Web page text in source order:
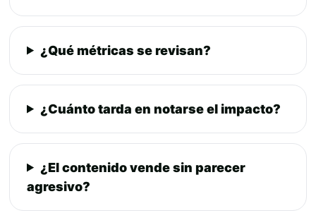
¿Qué métricas se revisan?
¿Cuánto tarda en notarse el impacto?
¿El contenido vende sin parecer
agresivo?